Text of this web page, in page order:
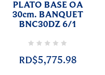
PLATO BASE OA
30cm. BANQUET
BNC30DZ 6/1
RD$5,775.98